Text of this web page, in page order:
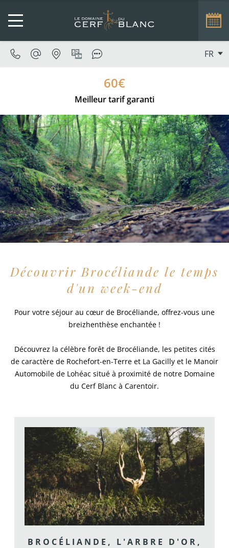
FR
60€
Meilleur tarif garanti
Découvrir Brocéliande le temps
d'un week-end
Pour votre séjour au cœur de Brocéliande, offrez-vous une
breizhenthèse enchantée !
Découvrez la célèbre forêt de Brocéliande, les petites cités
de caractère de Rochefort-en-Terre et La Gacilly et le Manoir
Automobile de Lohéac situé à proximité de notre Domaine
du Cerf Blanc à Carentoir.
BROCÉLIANDE, L'ARBRE D'OR,